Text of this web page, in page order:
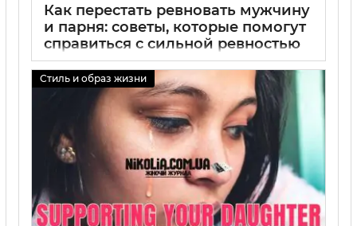
Как перестать ревновать мужчину
и парня: советы, которые помогут
справиться с сильной ревностью
Стиль и образ жизни